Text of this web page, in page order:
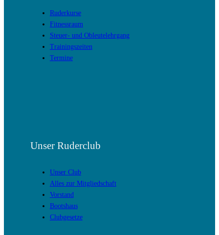
Ruderkurse
Fitnessraum
Steuer- und Obleutelehrgang
Trainingszeiten
Termine
Unser Ruderclub
Unser Club
Alles zur Mitgliedschaft
Vorstand
Bootshaus
Clubgesetze